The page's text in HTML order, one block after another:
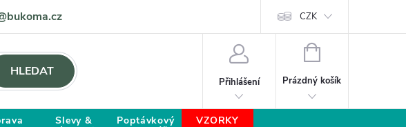
CZK
HLEDAT
Přihlášení
NÁKUPNÍ KOŠÍK
Prázdný košík
Slevy & Poptávkový VZORKY